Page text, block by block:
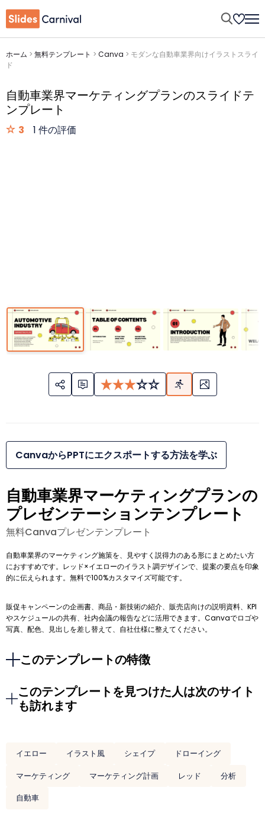
ホーム > 無料テンプレート > Canva > モダンな自動車業界向けイラストスライ
ド
自動車業界マーケティングプランのスライドテ
ンプレート
3 1 件の評価
CanvaからPPTにエクスポートする方法を学ぶ
自動車業界マーケティングプランの
プレゼンテーションテンプレート
無料Canvaプレゼンテンプレート
自動車業界のマーケティング施策を、見やすく説得力のある形にまとめたい方
におすすめです。レッド×イエローのイラスト調デザインで、提案の要点を印象
的に伝えられます。無料で100%カスタマイズ可能です。
販促キャンペーンの企画書、商品・新技術の紹介、販売店向けの説明資料、KPI
やスケジュールの共有、社内会議の報告などに活用できます。Canvaでロゴや
写真、配色、見出しを差し替えて、自社仕様に整えてください。
このテンプレートの特徴
このテンプレートを見つけた人は次のサイト
も訪れます
イエロー イラスト風 シェイプ
ドローイング
マーケティング
マーケティング計画 レッド
分析
自動車